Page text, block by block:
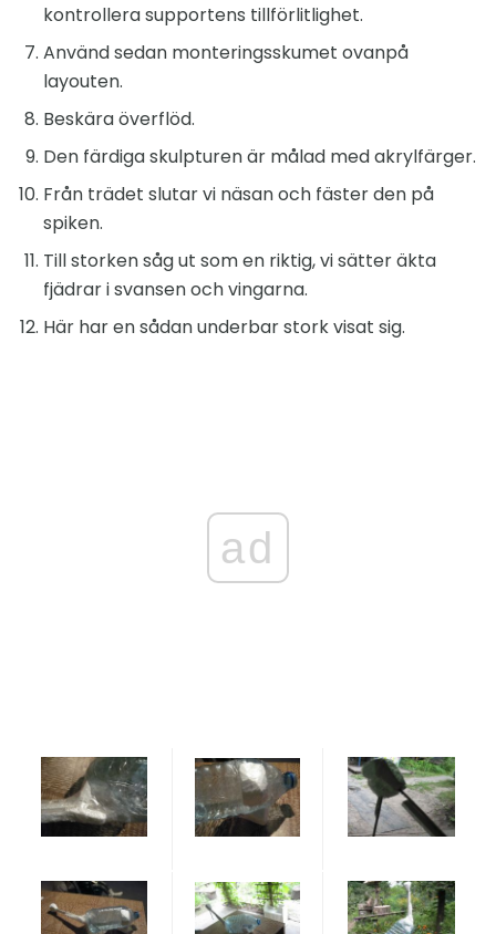
kontrollera supportens tillförlitlighet.
Använd sedan monteringsskumet ovanpå
layouten.
Beskära överflöd.
Den färdiga skulpturen är målad med akrylfärger.
Från trädet slutar vi näsan och fäster den på
spiken.
Till storken såg ut som en riktig, vi sätter äkta
fjädrar i svansen och vingarna.
Här har en sådan underbar stork visat sig.
ad